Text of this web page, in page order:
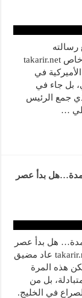
رسالته
بالصواريخ: كيف سترد واشنطن؟ #علي ضاحي- خاص takarir.net
في
بل جاء في
جمع الرئيس
…
بدأ عصر
هل بدأ عصر
“الرسوم مقابل الأمن”؟ # علي ضاحي-خاص takarir.net عاد مضيق
هذه المرة
بل من
في الخليج.